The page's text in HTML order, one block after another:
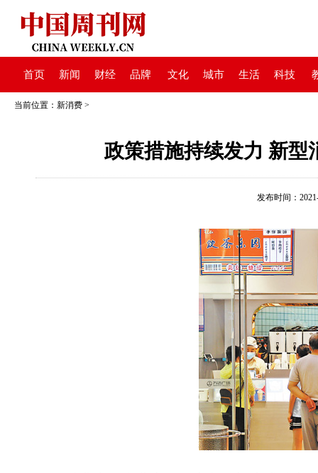
首页 新闻 财经 品牌 文化 城市 生活 科技
当前位置： 新消费 >
政策措施持续发力 新型
发布时间：